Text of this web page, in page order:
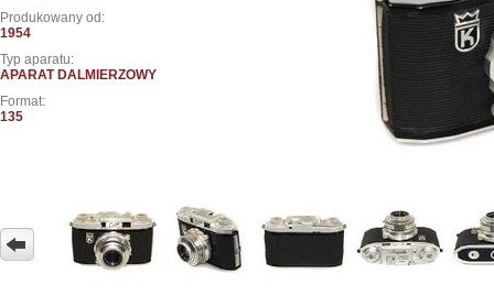
Produkowany od:
1954
Typ aparatu:
APARAT DALMIERZOWY
Format:
135